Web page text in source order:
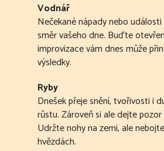
Vodnář
Nečekané nápady nebo
směr vašeho dne. Buďte
improvizace vám dnes může
výsledky.
Ryby
Dnešek přeje snění, tvořivosti i
růstu. Zároveň si ale dejte pozor
Udržte nohy na zemi, ale
hvězdách.